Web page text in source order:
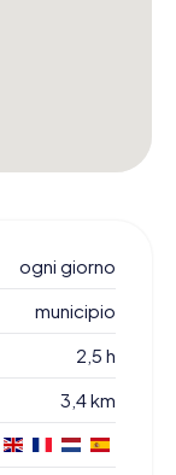
ogni giorno
municipio
2,5 h
3,4 km